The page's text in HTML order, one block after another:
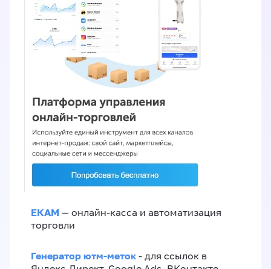
ЕКАМ — онлайн-касса и автоматизация
торговли
Генератор ютм-меток - для ссылок в